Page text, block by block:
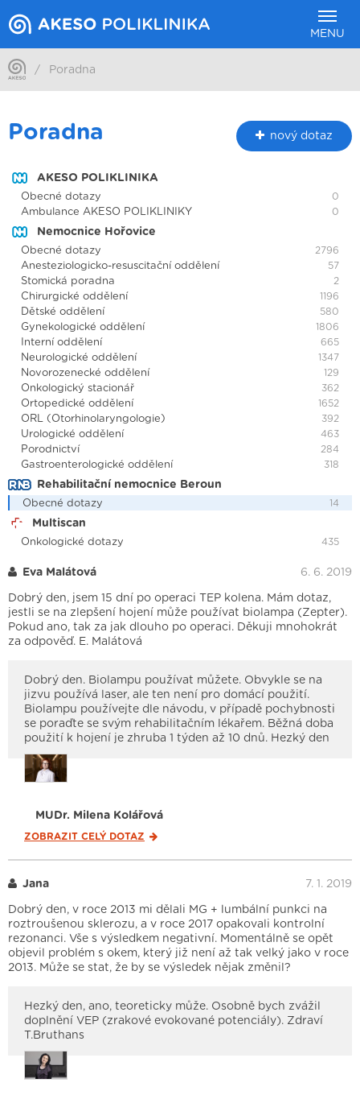
MENU
/ Poradna
Poradna nový dotaz
AKESO POLIKLINIKA
Obecné dotazy 0
Ambulance AKESO POLIKLINIKY 0
Nemocnice Hořovice
Obecné dotazy 2796
Anesteziologicko-resuscitační oddělení 57
Stomická poradna 2
Chirurgické oddělení 1196
Dětské oddělení 580
Gynekologické oddělení 1806
Interní oddělení 665
Neurologické oddělení 1347
Novorozenecké oddělení 129
Onkologický stacionář 362
Ortopedické oddělení 1652
ORL (Otorhinolaryngologie) 392
Urologické oddělení 463
Porodnictví 284
Gastroenterologické oddělení 318
Rehabilitační nemocnice Beroun
Obecné dotazy 14
Multiscan
Onkologické dotazy 435
Eva Malátová 6. 6. 2019
Dobrý den, jsem 15 dní po operaci TEP kolena. Mám dotaz,
jestli se na zlepšení hojení může používat biolampa (Zepter).
Pokud ano, tak za jak dlouho po operaci. Děkuji mnohokrát
za odpověď. E. Malátová
Dobrý den. Biolampu používat můžete. Obvykle se na
jizvu používá laser, ale ten není pro domácí použití.
Biolampu používejte dle návodu, v případě pochybnosti
se poraďte se svým rehabilitačním lékařem. Běžná doba
použití k hojení je zhruba 1 týden až 10 dnů. Hezký den
MUDr. Milena Kolářová
ZOBRAZIT CELÝ DOTAZ
Jana 7. 1. 2019
Dobrý den, v roce 2013 mi dělali MG + lumbální punkci na
roztroušenou sklerozu, a v roce 2017 opakovali kontrolní
rezonanci. Vše s výsledkem negativní. Momentálně se opět
objevil problém s okem, který již není až tak velký jako v roce
2013. Může se stat, že by se výsledek nějak změnil?
Hezký den, ano, teoreticky může. Osobně bych zvážil
doplnění VEP (zrakové evokované potenciály). Zdraví
T.Bruthans